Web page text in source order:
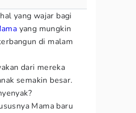
yang wajar bagi
yang mungkin
di malam
dari mereka
semakin besar.
Mama baru